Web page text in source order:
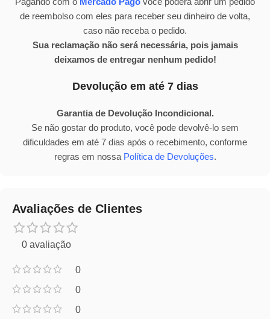
de reembolso com eles para receber seu dinheiro de volta,
caso não receba o pedido.
Sua reclamação não será necessária, pois jamais
deixamos de entregar nenhum pedido!
Devolução em até 7 dias
Garantia de Devolução Incondicional.
Se não gostar do produto, você pode devolvê-lo sem
dificuldades em até 7 dias após o recebimento, conforme
regras em nossa Política de Devoluções.
Avaliações de Clientes
0 avaliação
0
0
0